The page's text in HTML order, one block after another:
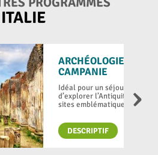
ITALIE
ARCHÉOLOGIE ET
CAMPANIE
Idéal pour un séjour
d’explorer l’Antiquité et les
sites emblématiques comme
DESCRIPTIF
›